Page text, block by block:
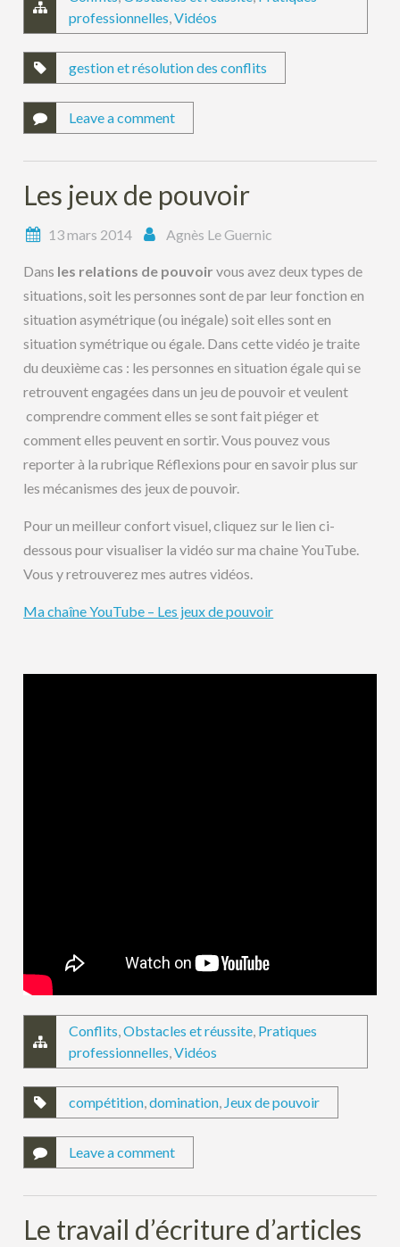
professionnelles,Vidéos
gestion et résolution des conflits
Leave a comment
Les jeux de pouvoir
13 mars 2014 Agnès Le Guernic
Dans les relations de pouvoir vous avez deux types de
situations, soit les personnes sont de par leur fonction en
situation asymétrique (ou inégale) soit elles sont en
situation symétrique ou égale. Dans cette vidéo je traite
du deuxième cas : les personnes en situation égale qui se
retrouvent engagées dans un jeu de pouvoir et veulent
comprendre comment elles se sont fait piéger et
comment elles peuvent en sortir. Vous pouvez vous
reporter à la rubrique Réflexions pour en savoir plus sur
les mécanismes des jeux de pouvoir.
Pour un meilleur confort visuel, cliquez sur le lien ci-
dessous pour visualiser la vidéo sur ma chaine YouTube.
Vous y retrouverez mes autres vidéos.
Ma chaîne YouTube – Les jeux de pouvoir
Conflits,Obstacles et réussite, Pratiques
professionnelles,Vidéos
compétition,domination, Jeux de pouvoir
Leave a comment
Le travail d’écriture d’articles